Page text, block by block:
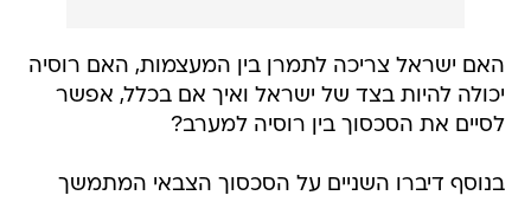
האם ישראל צריכה לתמרן בין המעצמות, האם רוסיה
יכולה להיות בצד של ישראל ואיך אם בכלל, אפשר
לסיים את הסכסוך בין רוסיה למערב?
בנוסף דיברו השניים על הסכסוך הצבאי המתמשך